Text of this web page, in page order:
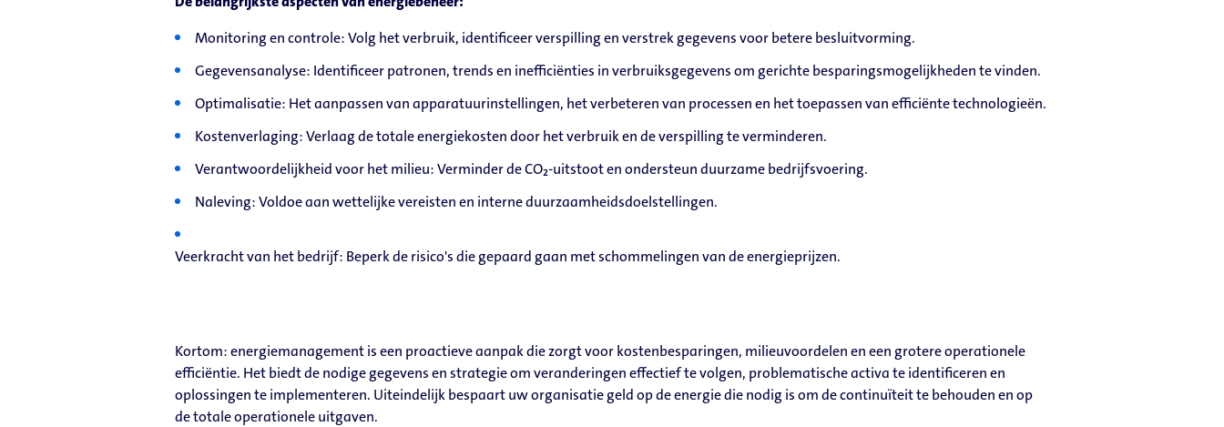
Monitoring en controle: Volg het verbruik, identificeer verspilling en verstrek gegevens voor betere besluitvorming.
Gegevensanalyse: Identificeer patronen, trends en inefficiënties in verbruiksgegevens om gerichte besparingsmogelijkheden te vinden.
Optimalisatie: Het aanpassen van apparatuurinstellingen, het verbeteren van processen en het toepassen van efficiënte technologieën.
Kostenverlaging: Verlaag de totale energiekosten door het verbruik en de verspilling te verminderen.
Verantwoordelijkheid voor het milieu: Verminder de CO₂-uitstoot en ondersteun duurzame bedrijfsvoering.
Naleving: Voldoe aan wettelijke vereisten en interne duurzaamheidsdoelstellingen.
Veerkracht van het bedrijf: Beperk de risico's die gepaard gaan met schommelingen van de energieprijzen.
Kortom: energiemanagement is een proactieve aanpak die zorgt voor kostenbesparingen, milieuvoordelen en een grotere operationele
efficiëntie. Het biedt de nodige gegevens en strategie om veranderingen effectief te volgen, problematische activa te identificeren en
oplossingen te implementeren. Uiteindelijk bespaart uw organisatie geld op de energie die nodig is om de continuïteit te behouden en op
de totale operationele uitgaven.